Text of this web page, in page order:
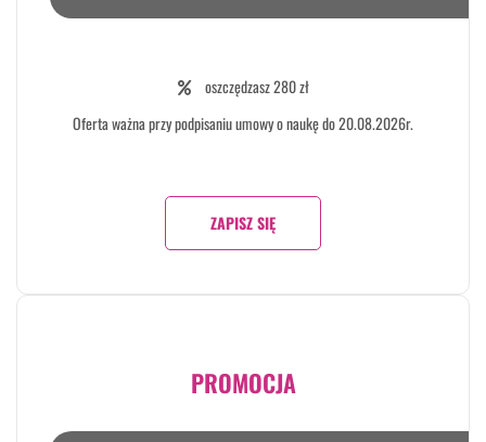
oszczędzasz 280 zł
Oferta ważna przy podpisaniu umowy o naukę do 20.08.2026r.
ZAPISZ SIĘ
PROMOCJA